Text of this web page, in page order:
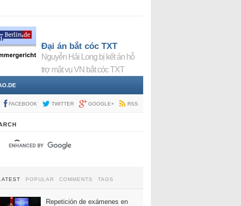
Đại án bắt cóc TXT
Nguyễn Hải Long bị kết án hỗ
trợ mật vụ VN bắt cóc TXT
FACEBOOK TWITTER GOOGLE+ RSS
POPULAR COMMENTS TAGS
Repetición de exámenes en